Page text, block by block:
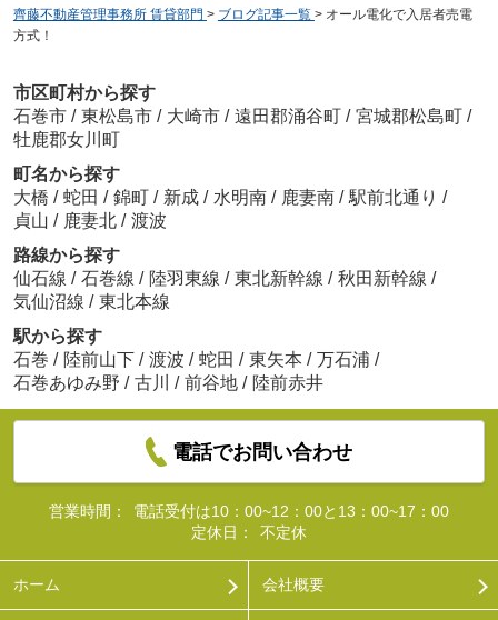
齊藤不動産管理事務所 賃貸部門 > ブログ記事一覧 > オール電化で入居者売電
方式！
市区町村から探す
石巻市 / 東松島市 / 大崎市 / 遠田郡涌谷町 / 宮城郡松島町 /
牡鹿郡女川町
町名から探す
大橋 / 蛇田 / 錦町 / 新成 / 水明南 / 鹿妻南 / 駅前北通り /
貞山 / 鹿妻北 / 渡波
路線から探す
仙石線 / 石巻線 / 陸羽東線 / 東北新幹線 / 秋田新幹線 /
気仙沼線 / 東北本線
駅から探す
石巻 / 陸前山下 / 渡波 / 蛇田 / 東矢本 / 万石浦 /
石巻あゆみ野 / 古川 / 前谷地 / 陸前赤井
電話でお問い合わせ
営業時間：
電話受付は10：00~12：00と13：00~17：00
定休日：
不定休
ホーム 会社概要